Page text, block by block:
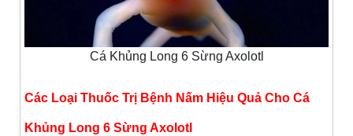
Cá Khủng Long 6 Sừng Axolotl
Các Loại Thuốc Trị Bệnh Nấm Hiệu Quả Cho Cá
Khủng Long 6 Sừng Axolotl